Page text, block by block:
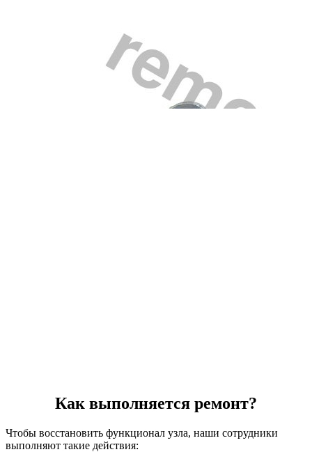
Как выполняется ремонт?
Чтобы восстановить функционал узла, наши сотрудники
выполняют такие действия: